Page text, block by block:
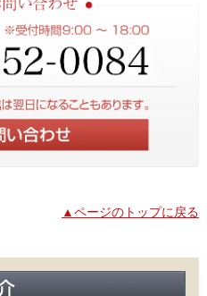
▲ページのトップに戻る